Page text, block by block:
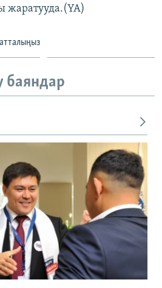
жаратууда.(YA)
баяндар